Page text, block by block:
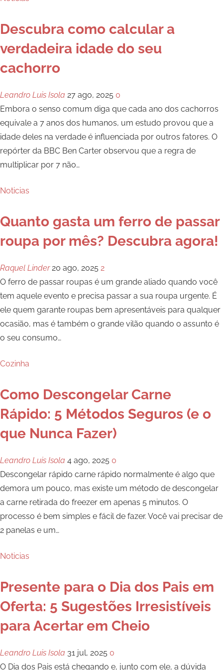
Descubra como calcular a
verdadeira idade do seu
cachorro
Leandro Luis Isola 27 ago, 2025 0
Embora o senso comum diga que cada ano dos cachorros
equivale a 7 anos dos humanos, um estudo provou que a
idade deles na verdade é influenciada por outros fatores. O
repórter da BBC Ben Carter observou que a regra de
multiplicar por 7 não…
Noticias
Quanto gasta um ferro de passar
roupa por mês? Descubra agora!
Raquel Linder20 ago, 2025 2
O ferro de passar roupas é um grande aliado quando você
tem aquele evento e precisa passar a sua roupa urgente. É
ele quem garante roupas bem apresentáveis para qualquer
ocasião, mas é também o grande vilão quando o assunto é
o seu consumo…
Cozinha
Como Descongelar Carne
Rápido: 5 Métodos Seguros (e o
que Nunca Fazer)
Leandro Luis Isola 4 ago, 2025 0
Descongelar rápido carne rápido normalmente é algo que
demora um pouco, mas existe um método de descongelar
a carne retirada do freezer em apenas 5 minutos. O
processo é bem simples e fácil de fazer. Você vai precisar de
2 panelas e um…
Noticias
Presente para o Dia dos Pais em
Oferta: 5 Sugestões Irresistíveis
para Acertar em Cheio
Leandro Luis Isola 31 jul, 2025 0
O Dia dos Pais está chegando e, junto com ele, a dúvida